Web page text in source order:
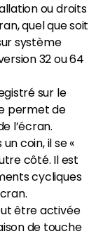
ou droits
quel que soit
système
32 ou 64
sur le
permet de
l’écran.
coin, il se «
côté. Il est
cycliques
être activée
de touche